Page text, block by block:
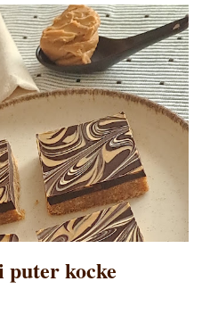
staviti da se zagreva veći
mleka razmutiti brašno. U
brašno, i skuvati, neprestano
Pokriti prijanjajućom
ohladi. Ohlađen fil najpre
margarin sobne
Iz kore okruglom
kocke